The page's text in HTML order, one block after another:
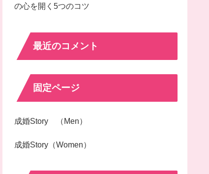
の心を開く5つのコツ
最近のコメント
固定ページ
成婚Story （Men）
成婚Story（Women）